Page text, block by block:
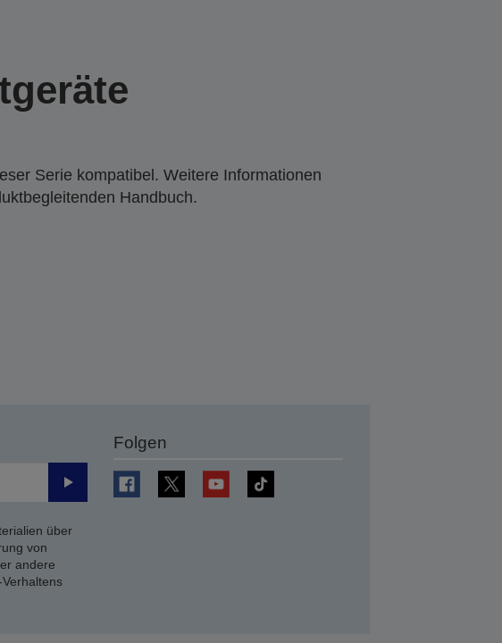
Serie kompatibel. Weitere Informationen
Handbuch.
Senden
über
von
andere
Folgen